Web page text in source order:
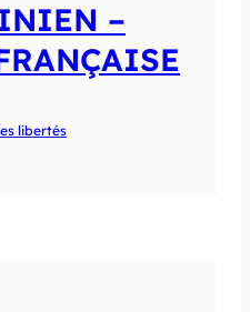
–
libertés